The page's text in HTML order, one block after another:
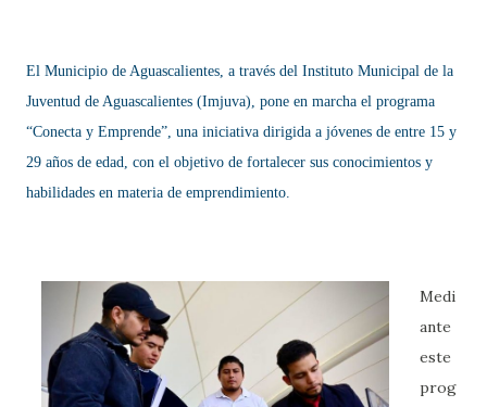
El Municipio de Aguascalientes, a través del Instituto Municipal de la
Juventud de Aguascalientes (Imjuva), pone en marcha el programa
“Conecta y Emprende”, una iniciativa dirigida a jóvenes de entre 15 y
29 años de edad, con el objetivo de fortalecer sus conocimientos y
habilidades en materia de emprendimiento.
Medi
ante
este
prog